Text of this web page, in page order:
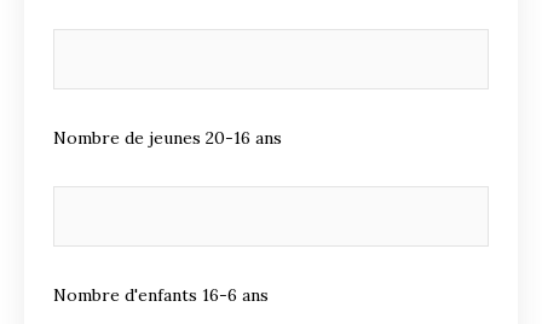
Nombre de jeunes 20-16 ans
Nombre d'enfants 16-6 ans